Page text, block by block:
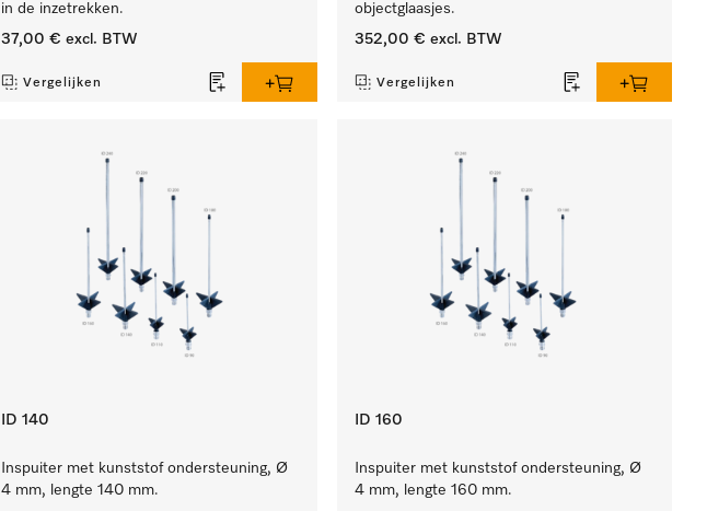
in de inzetrekken.
37,00 € excl. BTW
Vergelijken
objectglaasjes.
352,00 € excl. BTW
Vergelijken
ID 140
Inspuiter met kunststof ondersteuning, Ø
4 mm, lengte 140 mm.
ID 160
Inspuiter met kunststof ondersteuning, Ø
4 mm, lengte 160 mm.